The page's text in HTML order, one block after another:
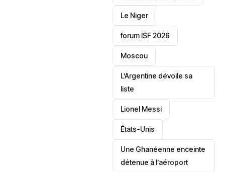
Le Niger
forum ISF 2026
Moscou
L’Argentine dévoile sa
liste
Lionel Messi
‎États-Unis
Une Ghanéenne enceinte
détenue à l’aéroport